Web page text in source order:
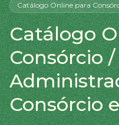
Catálogo Onlinepara
Catálogo
Consórcio /
Consórcio